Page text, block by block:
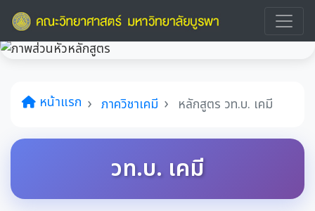
หน้าแรก ภาควิชาเคมี หลักสูตร วท.บ. เคมี
วท.บ. เคมี